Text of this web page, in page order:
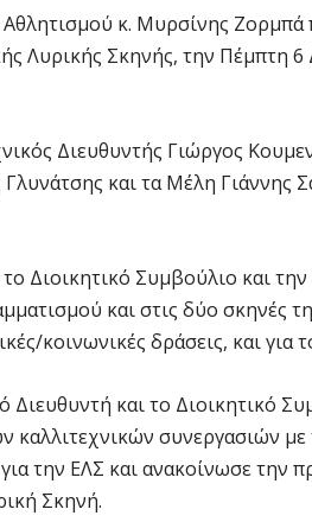
κ. Μυρσίνης
Λυρικής Σκηνής, την Πέμπτη
Διευθυντής Γιώργος
και τα Μέλη
Διοικητικό Συμβούλιο και
και στις δύο σκηνές
κοινωνικές δράσεις, και
Διευθυντή και το Διοικητικό
συνεργασιών
την ΕΛΣ και ανακοίνωσε την
Σκηνή.